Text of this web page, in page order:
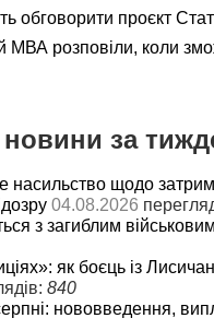
обговорити проєкт
МВА розповіли, коли
за
насильство щодо
04.08.2026
з загиблим
як боєць із
840
нововведення,